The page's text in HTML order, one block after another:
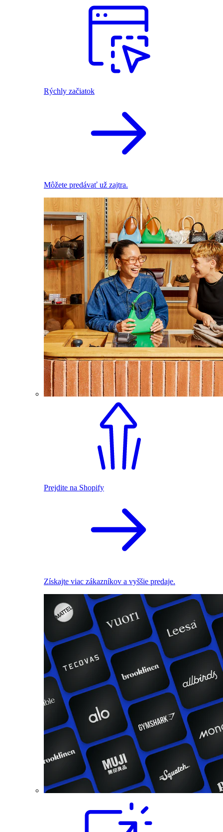
Rýchly začiatok
Môžete predávať už zajtra.
Prejdite na Shopify
Získajte viac zákazníkov a vyššie predaje.